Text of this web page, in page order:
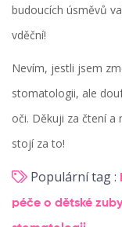
budoucích úsměvů
vděční!
Nevím, jestli jsem
stomatologii, ale
oči. Děkuji za čtení a
stojí za to!
Populární tag :
péče o dětské zuby